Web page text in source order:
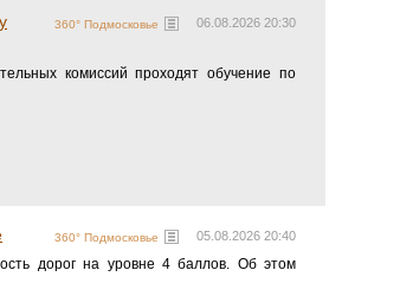
06.08.2026 20:30
360° Подмосковье
комиссий проходят обучение по
05.08.2026 20:40
360° Подмосковье
дорог на уровне 4 баллов. Об этом